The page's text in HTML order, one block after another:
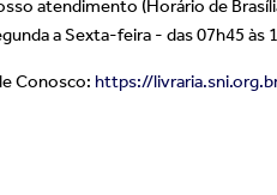
atendimento (Horário de
a Sexta-feira - das 07h45 às
Conosco: https://